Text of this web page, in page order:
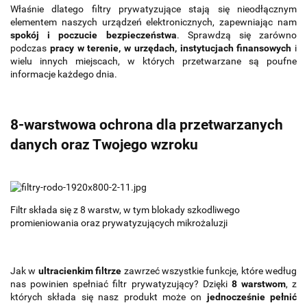
Właśnie dlatego filtry prywatyzujące stają się nieodłącznym
elementem naszych urządzeń elektronicznych, zapewniając nam
spokój i poczucie bezpieczeństwa. Sprawdzą się zarówno
podczas pracy w terenie, w urzędach, instytucjach finansowych i
wielu innych miejscach, w których przetwarzane są poufne
informacje każdego dnia.
8-warstwowa ochrona dla przetwarzanych
danych oraz Twojego wzroku
Filtr składa się z 8 warstw, w tym blokady szkodliwego
promieniowania oraz prywatyzujących mikrożaluzji
Jak w ultracienkim filtrze zawrzeć wszystkie funkcje, które według
nas powinien spełniać filtr prywatyzujący? Dzięki 8 warstwom, z
których składa się nasz produkt może on jednocześnie pełnić